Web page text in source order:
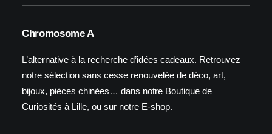
Chromosome A
L’alternative à la recherche d’idées cadeaux. Retrouvez
notre sélection sans cesse renouvelée de déco, art,
bijoux, pièces chinées… dans notre Boutique de
Curiosités à Lille, ou sur notre E-shop.